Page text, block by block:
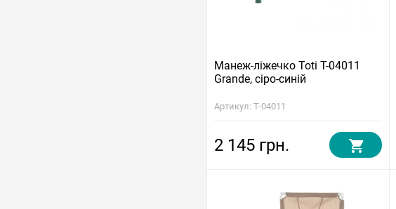
Манеж-ліжечко Toti T-04011
Grande, сіро-синій
Артикул: T-04011
2 145 грн.